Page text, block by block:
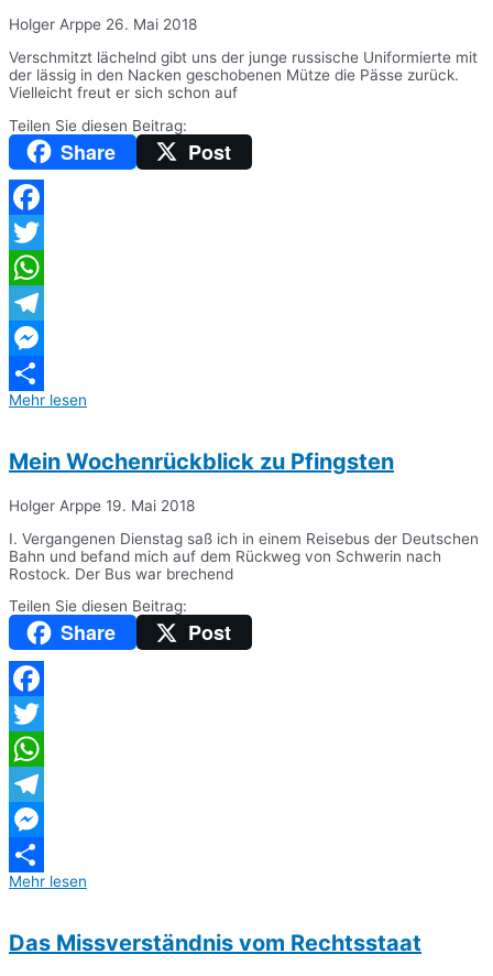
Holger Arppe 26. Mai 2018
Verschmitzt lächelnd gibt uns der junge russische Uniformierte mit
der lässig in den Nacken geschobenen Mütze die Pässe zurück.
Vielleicht freut er sich schon auf
Teilen Sie diesen Beitrag:
Share Post
Facebook
Twitter
WhatsApp
Telegram
Messenger
Teilen
Mehr lesen
Mein Wochenrückblick zu Pfingsten
Holger Arppe 19. Mai 2018
I. Vergangenen Dienstag saß ich in einem Reisebus der Deutschen
Bahn und befand mich auf dem Rückweg von Schwerin nach
Rostock. Der Bus war brechend
Teilen Sie diesen Beitrag:
Share Post
Facebook
Twitter
WhatsApp
Telegram
Messenger
Teilen
Mehr lesen
Das Missverständnis vom Rechtsstaat